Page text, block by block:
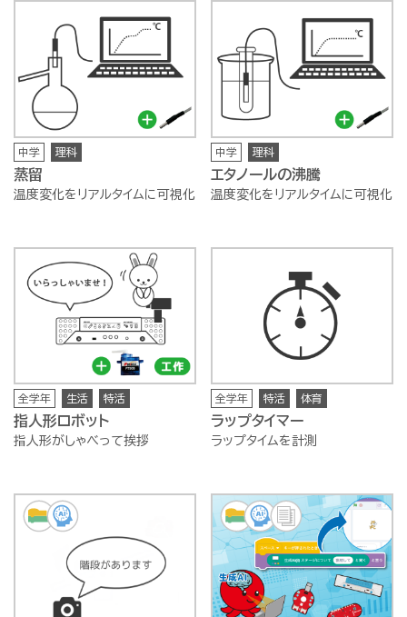
中学 理科
蒸留
温度変化をリアルタイムに可視化
中学 理科
エタノールの沸騰
温度変化をリアルタイムに可視化
全学年 生活 特活
指人形ロボット
指人形がしゃべって挨拶
全学年 特活 体育
ラップタイマー
ラップタイムを計測